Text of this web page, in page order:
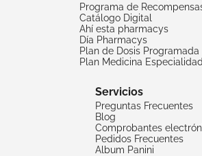
Programa de
Catálogo Digital
Ahí esta pharmacys
Día Pharmacys
Plan de Dosis Programada
Plan Medicina Especialidad
Servicios
Preguntas Frecuentes
Blog
Comprobantes
Pedidos Frecuentes
Album Panini